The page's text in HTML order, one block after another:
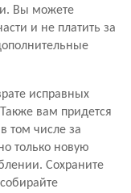
Вы можете
и не платить за
исправных
вам придется
том числе за
только новую
Сохраните